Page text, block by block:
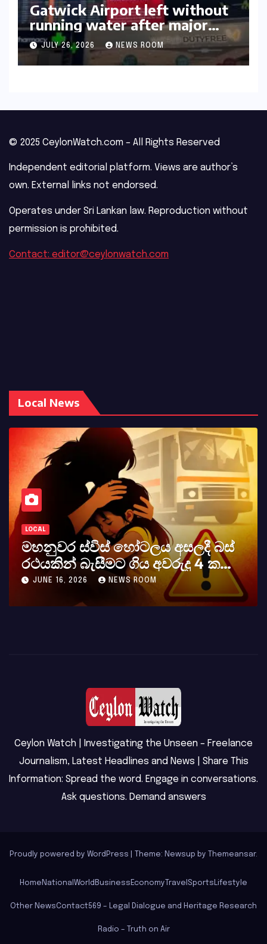
Gatwick Airport left without
running water after major
outage​​
JULY 26, 2026 NEWS ROOM
© 2025 CeylonWatch.com – All Rights Reserved
Independent editorial platform. Views are author’s
own. External links not endorsed.
Operates under Sri Lankan law. Reproduction without
permission is prohibited.
Contact: editor@ceylonwatch.com
Local News
ස්විස් හෝටලය අසලදී බස්
බැසීමට ගිය අවරුදු 4 ක
දියණියක් වැටේ
2026 NEWS ROOM
LOCAL
කර්නල්
අභාවය
MAY 23,
Ceylon Watch | Investigating the Unseen – Freelance
Journalism, Latest Headlines and News | Share This
Information: Spread the word. Engage in conversations.
Ask questions. Demand answers
Proudly powered by WordPress Theme: Newsup by Themeansar.
Home National World Business Economy Travel Sports Lifestyle
Other NewsContact569 – Legal Dialogue and Heritage Research
Radio – Truth on Air